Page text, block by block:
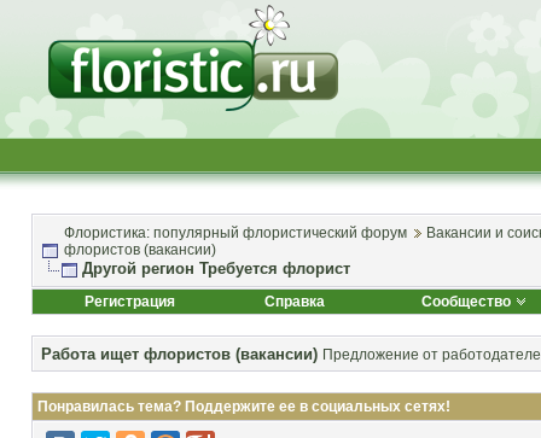
Флористика: популярный флористический форум
Вакансии и
флористов (вакансии)
Другой регион Требуется флорист
Регистрация Справка Сообщество
Работа ищет флористов (вакансии) Предложение от
Понравилась тема? Поддержите ее в социальных сетях!